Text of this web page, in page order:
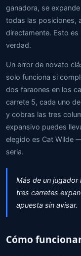
ganadora, se
todas las posiciones,
directamente. Esto
verdad.
Un error de novato
solo funciona si
dos faraones en los
carrete 5, cada uno
y cobras las tres
expansivo puedes
elegido es Cat Wilde
seria.
Más de un
tres carretes
apuesta sin avisar.
Cómo